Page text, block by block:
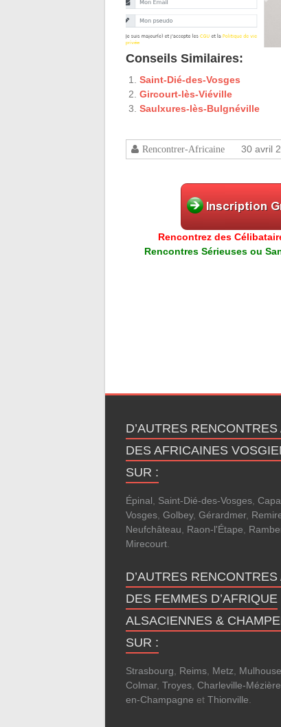
Conseils Similaires:
Saint-Dié-des-Vosges
Gircourt-lès-Viéville
Saulxures-lès-Bulgnéville
Rencontrer-Africaine 30 avril
Rencontrez des
Rencontres Sérieuses ou
D’AUTRES RENCONTRES
DES AFRICAINES
SUR :
Épinal Saint-Dié-des-Vosges
Vosges Golbey, Gérardmer,
Neufchâteau
Raon-l'Étape
Mirecourt
D’AUTRES RENCONTRES
DES FEMMES D’AFRIQUE
ALSACIENNES &
SUR :
Strasbourg Reims Metz Mulhouse
Colmar, Troyes Charleville-
en-Champagne et Thionville